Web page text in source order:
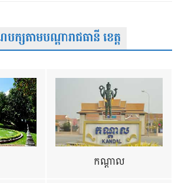
សតាមបណ្តារាជធានី ខេត្ត
កណ្តាល